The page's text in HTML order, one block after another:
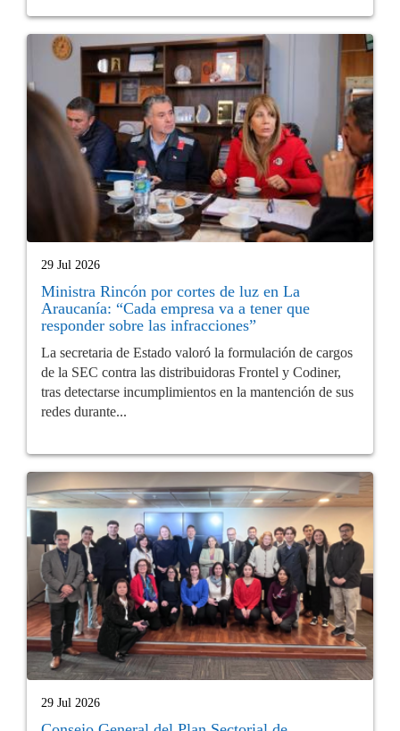
29 Jul 2026
Ministra Rincón por cortes de luz en La
Araucanía: “Cada empresa va a tener que
responder sobre las infracciones”
La secretaria de Estado valoró la formulación de cargos
de la SEC contra las distribuidoras Frontel y Codiner,
tras detectarse incumplimientos en la mantención de sus
redes durante...
29 Jul 2026